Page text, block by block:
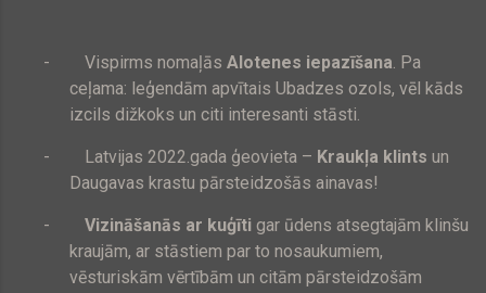
- Vispirms nomaļās Alotenes iepazīšana. Pa
ceļama: leģendām apvītais Ubadzes ozols, vēl kāds
izcils dižkoks un citi interesanti stāsti.
- Latvijas 2022.gada ģeovieta – Kraukļa klints un
Daugavas krastu pārsteidzošās ainavas!
- Vizināšanās ar kuģīti gar ūdens atsegtajām klinšu
kraujām, ar stāstiem par to nosaukumiem,
vēsturiskām vērtībām un citām pārsteidzošām